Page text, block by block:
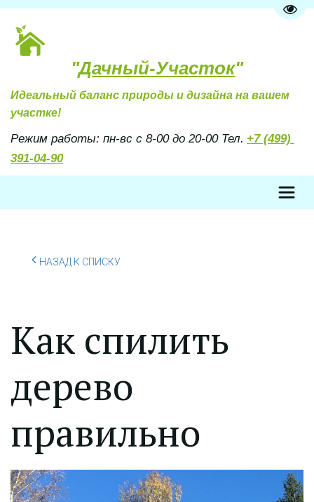
"Дачный-Участок"
Идеальный баланс природы и дизайна на вашем
участке!
Режим работы: пн-вс с 8-00 до 20-00 Тел. +7 (499)
391-04-90
НАЗАД К СПИСКУ
Как спилить
дерево
правильно